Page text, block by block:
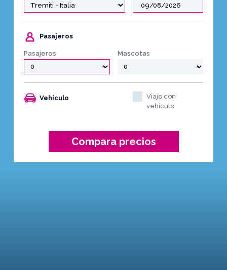
Pasajeros
Pasajeros Mascotas
Vehículo
Viajo con
vehículo
Compara precios